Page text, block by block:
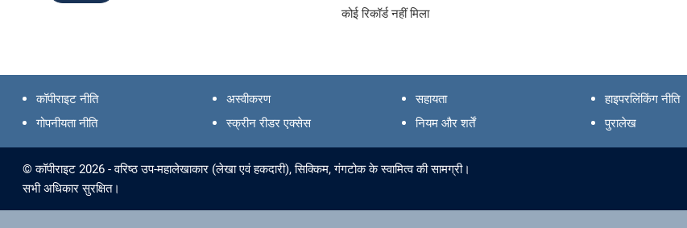
कोई रिकॉर्ड नहीं मिला
कॉपीराइट नीति अस्वीकरण सहायता
हाइपरलिंकिंग नीति
गोपनीयता नीति
स्क्रीन रीडर एक्सेस नियम और शर्तें पुरालेख
© कॉपीराइट 2026 - वरिष्ठ उप-महालेखाकार (लेखा एवं हकदारी), सिक्किम, गंगटोक के स्वामित्व की सामग्री।
सभी अधिकार सुरक्षित।